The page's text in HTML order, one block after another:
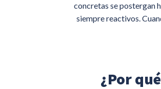
concretas se postergan
siempre reactivos.
¿Por